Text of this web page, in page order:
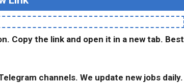
Copy the link and open it in a new tab. Best
channels. We update new jobs daily.